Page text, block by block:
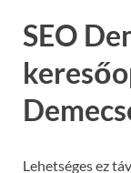
SEO
Lehetséges ez